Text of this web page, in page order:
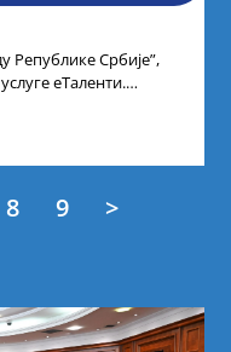
Републике Србије”,
еТаленти.
8 9 >